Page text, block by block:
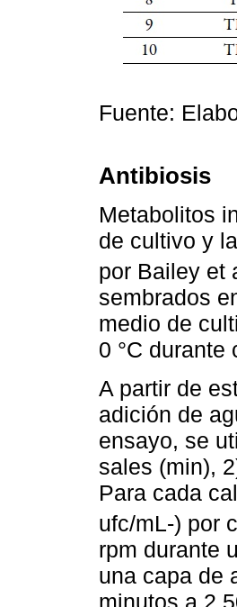
Fuente:
Antibiosis
Metabolitos
de cultivo y
por Bailey et
sembrados
medio de
0 °C durante
A partir de
adición de
ensayo, se
sales (min),
Para cada
ufc/mL-) por
rpm durante
una capa de
minutos a